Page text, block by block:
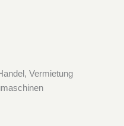
Vermietung